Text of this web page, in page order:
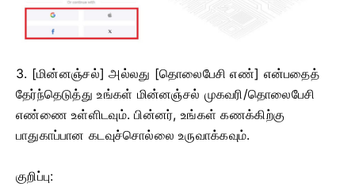
3. [மின்னஞ்சல்] அல்லது [தொலைபேசி எண்] என்பதைத்
தேர்ந்தெடுத்து உங்கள் மின்னஞ்சல் முகவரி/தொலைபேசி
எண்ணை உள்ளிடவும்.பின்னர், உங்கள் கணக்கிற்கு
பாதுகாப்பான கடவுச்சொல்லை உருவாக்கவும்.
குறிப்பு: